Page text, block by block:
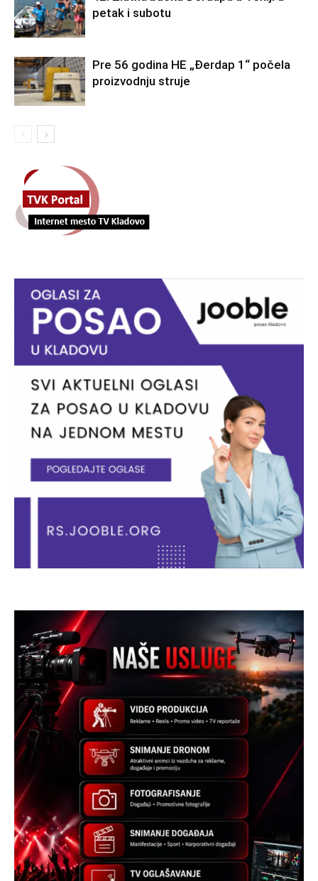
petak i subotu
Pre 56 godina HE „Đerdap 1“ počela
proizvodnju struje